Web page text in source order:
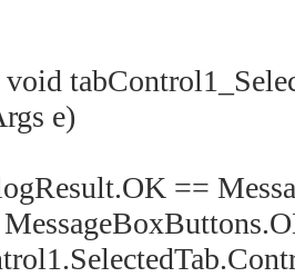
e)
==